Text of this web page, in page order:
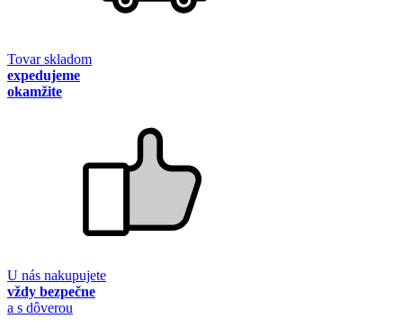
Tovar skladom
expedujeme
okamžite
U nás nakupujete
vždy bezpečne
a s dôverou